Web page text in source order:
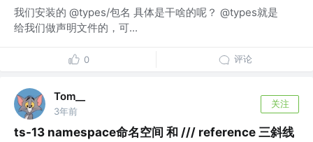
我们安装的 @types/包名 具体是干啥的呢？ @types就是
给我们做声明文件的，可...
0 评论
Tom__
3年前
关注
ts-13 namespace命名空间 和 /// reference 三斜线